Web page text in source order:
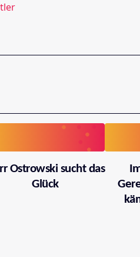
Ostrowski sucht das
Glück